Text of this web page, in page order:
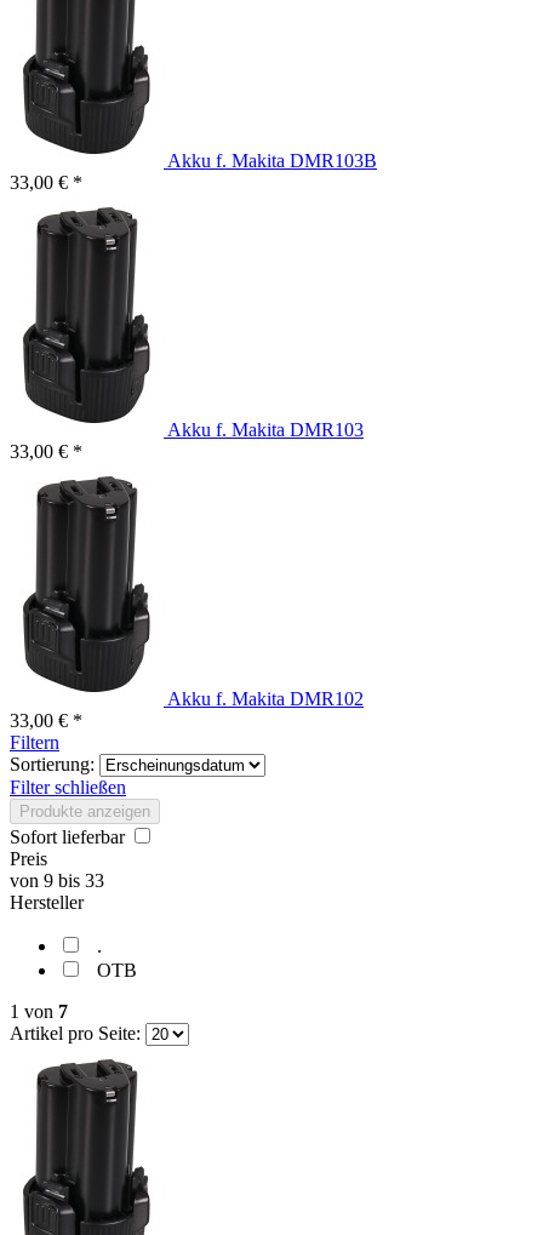
Akku f. Makita DMR103B
33,00 € *
Akku f. Makita DMR103
33,00 € *
Akku f. Makita DMR102
33,00 € *
Filtern
Sortierung:
Filter schließen
Produkte anzeigen
Sofort lieferbar
Preis
von 9 bis 33
Hersteller
.
OTB
1 von 7
Artikel pro Seite: